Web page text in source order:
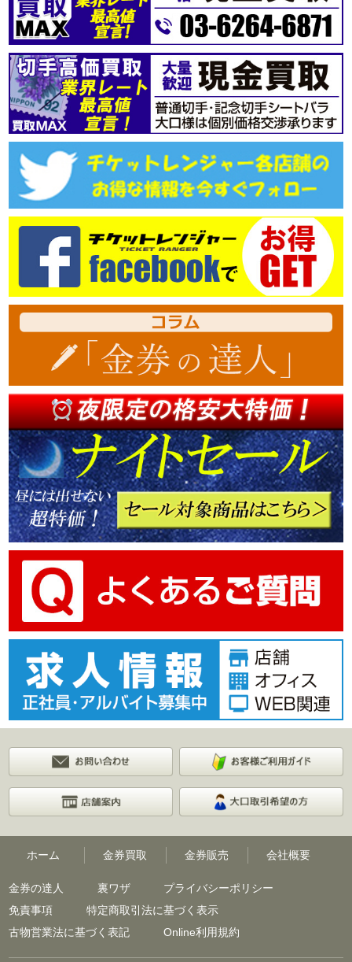
ホーム 金券買取 金券販売 会社概要
金券の達人 裏ワザ
プライバシーポリシー
免責事項
特定商取引法に基づく表示
古物営業法に基づく表記
Online利用規約